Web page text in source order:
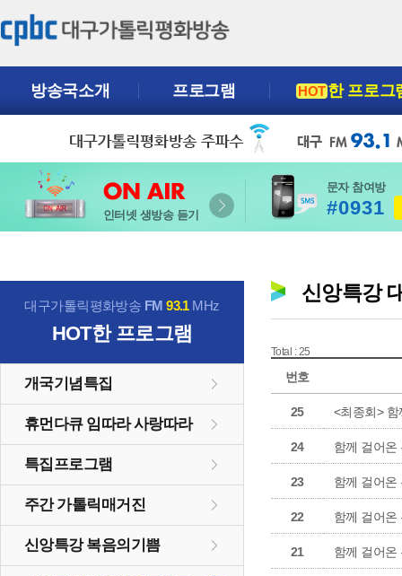
방송국소개 프로그램 HOT한 프로그
인터넷 생방송 듣기
문자 참여방
#0931
대구가톨릭평화방송 FM93.1MHz
HOT한 프로그램
개국기념특집
휴먼다큐 임따라 사랑따라
특집프로그램
주간 가톨릭매거진
신앙특강 복음의기쁨
신앙특강
Total : 25
번호
25 <최종회>
24 함께 걸어온
23 함께 걸어온
22 함께 걸어온
21 함께 걸어온